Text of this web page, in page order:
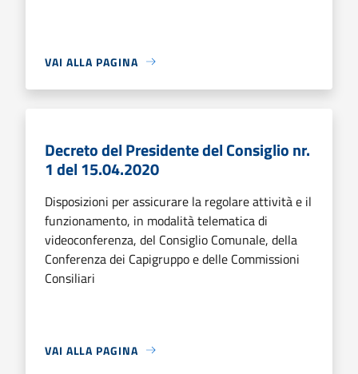
VAI ALLA PAGINA
Decreto del Presidente del Consiglio nr.
1 del 15.04.2020
Disposizioni per assicurare la regolare attività e il
funzionamento, in modalità telematica di
videoconferenza, del Consiglio Comunale, della
Conferenza dei Capigruppo e delle Commissioni
Consiliari
VAI ALLA PAGINA